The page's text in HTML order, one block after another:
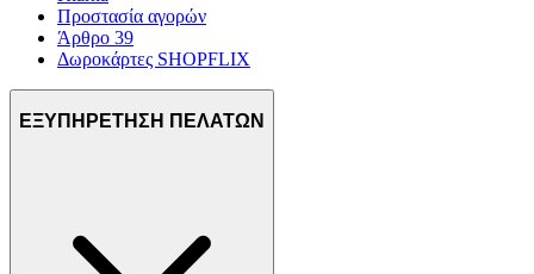
Προστασία αγορών
Άρθρο 39
Δωροκάρτες SHOPFLIX
ΕΞΥΠΗΡΕΤΗΣΗ ΠΕΛΑΤΩΝ